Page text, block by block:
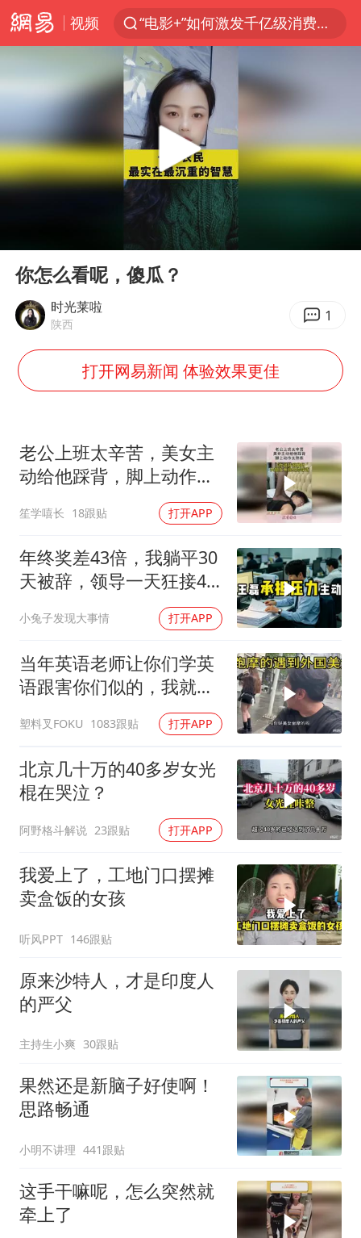
视频
全球首个长时储能一体化产业园量产
“秋天的第一杯奶茶”6岁了
上海：台风白海豚或将带来龙卷风
四川宜宾市高县4.9级地震致1人死亡
38岁演员求职万岁山NPC成功
胜宏科技：股票交易异常波动
胡彦斌获《歌手2026》歌王
U17国足三连胜晋级明日之星半决赛
美股存储板块集体大跌
日本试射“战斧”导弹，国防部回应
百花奖开幕式
胡彦斌韩磊 谁帮谁
夯实基础开新局
Play
你怎么看呢，傻瓜？
时光莱啦
陕西 1
打开网易新闻 体验效果更佳
老公上班太辛苦，美女主
动给他踩背，脚上动作太
笙学嘻长 18跟贴 打开APP
年终奖差43倍，我躺平30
天被辞，领导一天狂接47
小兔子发现大事情 打开APP
当年英语老师让你们学英
语跟害你们似的，我就是
塑料叉FOKU 1083跟贴 打开APP
北京几十万的40多岁女光
棍在哭泣？
阿野格斗解说 23跟贴 打开APP
我爱上了，工地门口摆摊
卖盒饭的女孩
听风PPT 146跟贴
原来沙特人，才是印度人
的严父
主持生小爽 30跟贴
果然还是新脑子好使啊！
思路畅通
小明不讲理 441跟贴
这手干嘛呢，怎么突然就
牵上了